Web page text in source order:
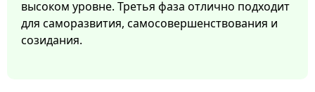
высоком уровне. Третья фаза отлично подходит
для саморазвития, самосовершенствования и
созидания.